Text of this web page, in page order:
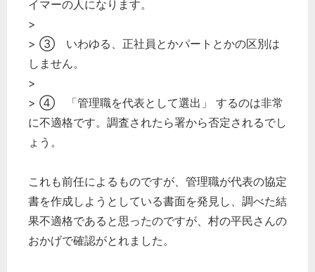
イマーの人になります。
>
> ③ いわゆる、正社員とかパートとかの区別は
しません。
>
> ④ 「管理職を代表として選出」 するのは非常
に不適格です。調査されたら署から否定されるでし
ょう。
これも前任によるものですが、管理職が代表の協定
書を作成しようとしている書面を発見し、調べた結
果不適格であると思ったのですが、村の平民さんの
おかげで確認がとれました。